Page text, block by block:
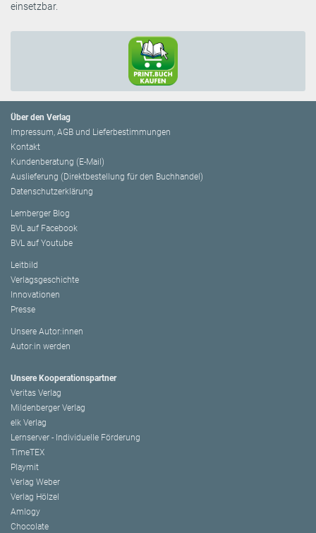
einsetzbar.
Über den Verlag
Impressum, AGB und Lieferbestimmungen
Kontakt
Kundenberatung (E-Mail)
Auslieferung (Direktbestellung für den Buchhandel)
Datenschutzerklärung
Lemberger Blog
BVL auf Facebook
BVL auf Youtube
Leitbild
Verlagsgeschichte
Innovationen
Presse
Unsere Autor:innen
Autor:in werden
Unsere Kooperationspartner
Veritas Verlag
Mildenberger Verlag
elk Verlag
Lernserver - Individuelle Förderung
TimeTEX
Playmit
Verlag Weber
Verlag Hölzel
Amlogy
Chocolate